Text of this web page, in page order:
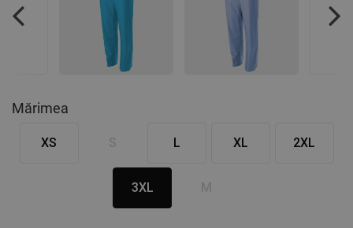
Previous
Mărimea
XS L XL 2XL
3XL